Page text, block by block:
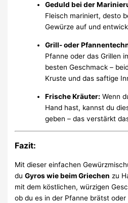
Geduld bei der
Fleisch mariniert, desto
Gewürze auf und
Grill- oder
Pfanne oder das Grillen
besten Geschmack –
Kruste und das saftige
Frische Kräuter: Wenn
Hand hast, kannst du
geben – das verstärkt
Fazit:
Mit dieser einfachen
duGyros wie beim Griechen zu
mit dem köstlichen, würzigen
ob du es in der Pfanne brätst